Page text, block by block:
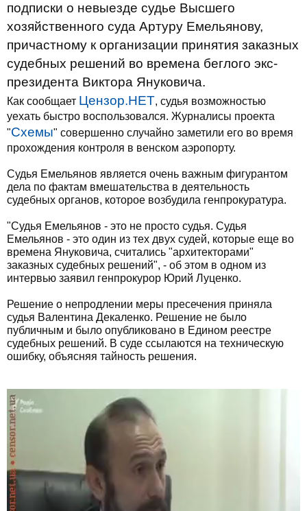
подписки о невыезде судье Высшего
хозяйственного суда Артуру Емельянову,
причастному к организации принятия заказных
судебных решений во времена беглого экс-
президента Виктора Януковича.
Как сообщает Цензор.НЕТ, судья возможностью
уехать быстро воспользовался. Журналисы проекта
"Схемы" совершенно случайно заметили его во время
прохождения контроля в венском аэропорту.
Судья Емельянов является очень важным фигурантом
дела по фактам вмешательства в деятельность
судебных органов, которое возбудила генпрокуратура.
"Судья Емельянов - это не просто судья. Судья
Емельянов - это один из тех двух судей, которые еще во
времена Януковича, считались "архитекторами"
заказных судебных решений", - об этом в одном из
интервью заявил генпрокурор Юрий Луценко.
Решение о непродлении меры пресечения приняла
судья Валентина Декаленко. Решение не было
публичным и было опубликовано в Едином реестре
судебных решений. В суде ссылаются на техническую
ошибку, объясняя тайность решения.